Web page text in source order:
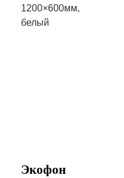
1200×600мм,
белый
Экофон